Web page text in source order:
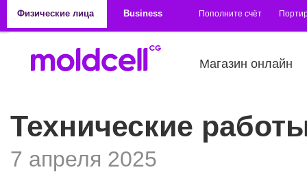
Физические лица
Business Пополните счёт
Магазин онлайн
Технические
7 апреля 2025